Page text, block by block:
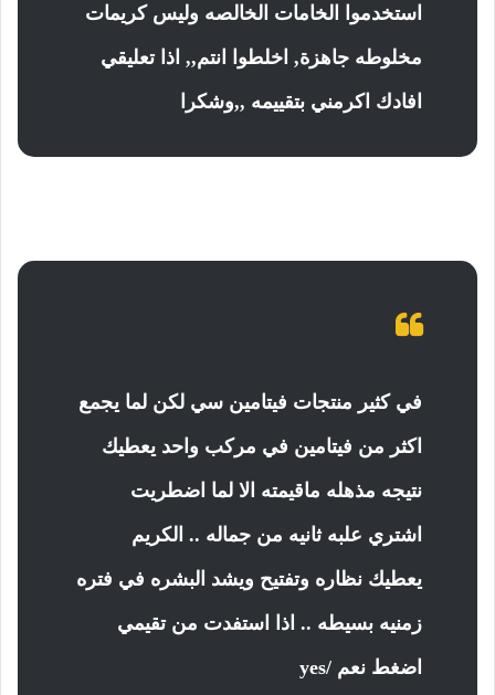
استخدموا الخامات الخالصه وليس كريمات
مخلوطه جاهزة, اخلطوا انتم,, اذا تعليقي
افادك اكرمني بتقييمه ,,وشكرا
في كثير منتجات فيتامين سي لكن لما يجمع
اكثر من فيتامين في مركب واحد يعطيك
نتيجه مذهله ماقيمته الا لما اضطريت
اشتري علبه ثانيه من جماله .. الكريم
يعطيك نظاره وتفتيح ويشد البشره في فتره
زمنيه بسيطه .. اذا استفدت من تقيمي
اضغط نعم /yes